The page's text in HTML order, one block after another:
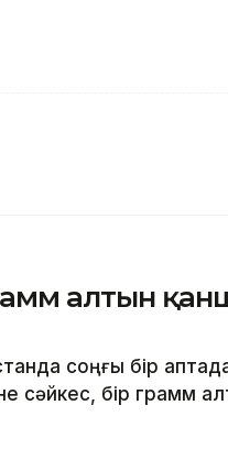
алтын
соңғы бір
сәйкес, бір грамм